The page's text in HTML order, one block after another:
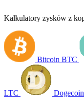
Kalkulatory zysków z
Bitcoin BTC
LTC Dogecoin